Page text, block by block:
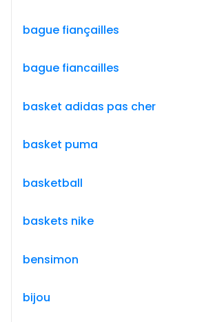
bague fiançailles
bague fiancailles
basket adidas pas cher
basket puma
basketball
baskets nike
bensimon
bijou